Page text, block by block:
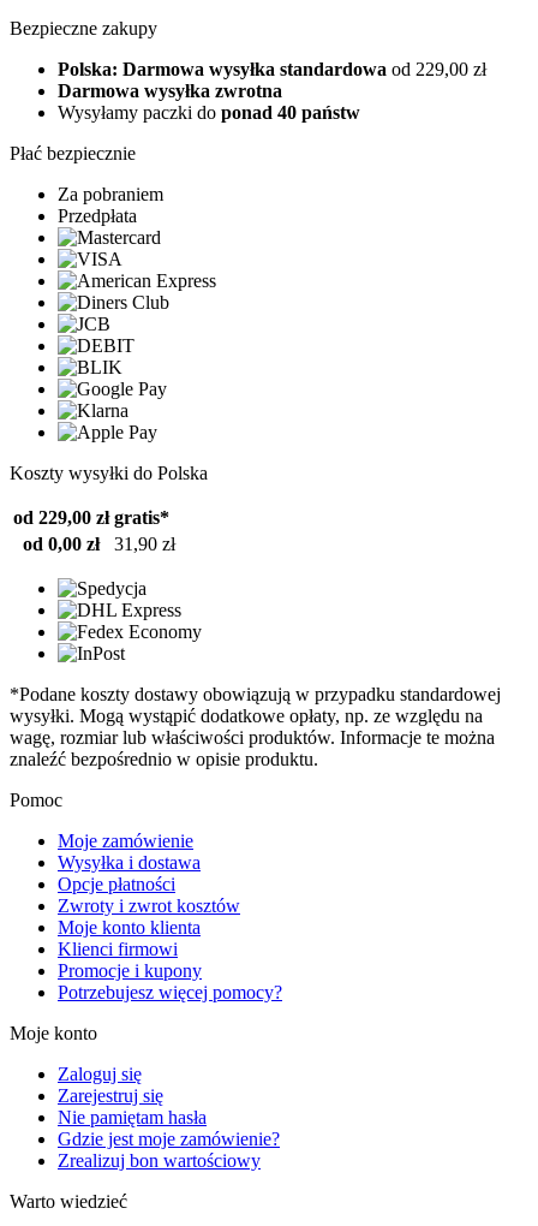
Bezpieczne zakupy
Polska: Darmowa wysyłka standardowa od 229,00 zł
Darmowa wysyłka zwrotna
Wysyłamy paczki do ponad 40 państw
Płać bezpiecznie
Za pobraniem
Przedpłata
Koszty wysyłki do Polska
od 229,00 zł gratis*
od 0,00 zł
31,90 zł
*Podane koszty dostawy obowiązują w przypadku standardowej
wysyłki. Mogą wystąpić dodatkowe opłaty, np. ze względu na
wagę, rozmiar lub właściwości produktów. Informacje te można
znaleźć bezpośrednio w opisie produktu.
Pomoc
Moje zamówienie
Wysyłka i dostawa
Opcje płatności
Zwroty i zwrot kosztów
Moje konto klienta
Klienci firmowi
Promocje i kupony
Potrzebujesz więcej pomocy?
Moje konto
Zaloguj się
Zarejestruj się
Nie pamiętam hasła
Gdzie jest moje zamówienie?
Zrealizuj bon wartościowy
Warto wiedzieć